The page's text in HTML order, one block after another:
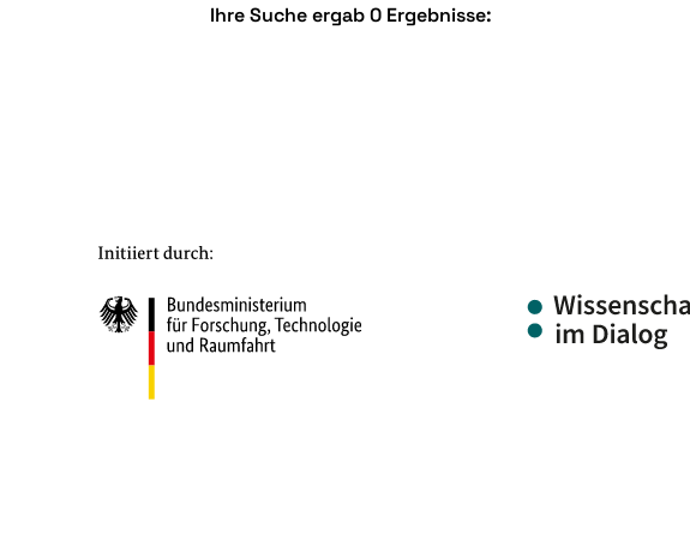
Ihre Suche ergab 0 Ergebnisse: